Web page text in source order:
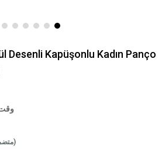
Desenli Kapüşonlu Kadın Panço
وقت